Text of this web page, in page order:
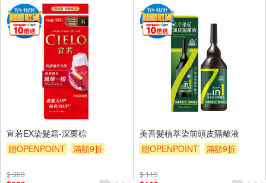
宣若EX染髮霜-深栗棕
贈OPENPOINT
滿額9折
$ 369
美吾髮植萃染前頭皮隔離液
贈OPENPOINT
滿額9折
$ 119